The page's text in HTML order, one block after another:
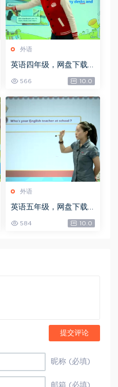
外语
英语四年级，网盘下载
566 10.0
外语
英语五年级，网盘下载
584 10.0
提交评论
昵称 (必填)
邮箱 (必填)